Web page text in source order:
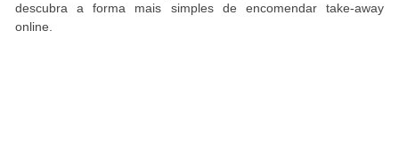
descubra a forma mais simples de encomendar take-away
online.